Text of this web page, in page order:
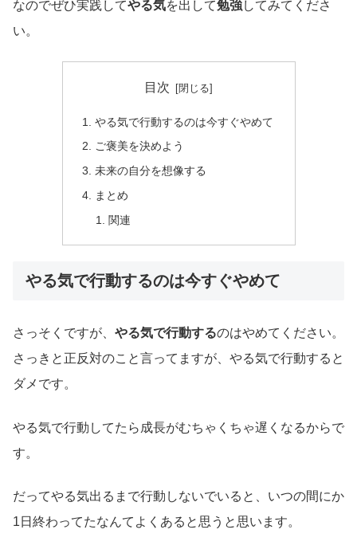
なのでぜひ実践してやる気を出して勉強してみてくださ
い。
目次
やる気で行動するのは今すぐやめて
ご褒美を決めよう
未来の自分を想像する
まとめ
関連
やる気で行動するのは今すぐやめて
さっそくですが、 やる気で行動するのはやめてください。
さっきと正反対のこと言ってますが、やる気で行動すると
ダメです。
やる気で行動してたら成長がむちゃくちゃ遅くなるからで
す。
だってやる気出るまで行動しないでいると、いつの間にか
1日終わってたなんてよくあると思うと思います。